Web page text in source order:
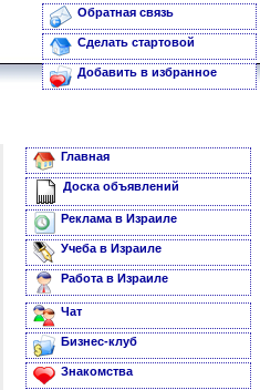
Обратная связь
Сделать стартовой
Добавить в избранное
Главная
Доска объявлений
Реклама в Израиле
Учеба в Израиле
Работа в Израиле
Чат
Бизнес-клуб
Знакомства